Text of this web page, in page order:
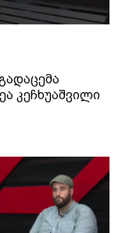
კეჩხუაშვილი